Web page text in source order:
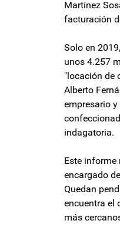
Martínez
facturación
Solo en
unos 4.257
"locación de
Alberto
empresario
indagatoria.
Este informe
encargado
Quedan
encuentra el
más